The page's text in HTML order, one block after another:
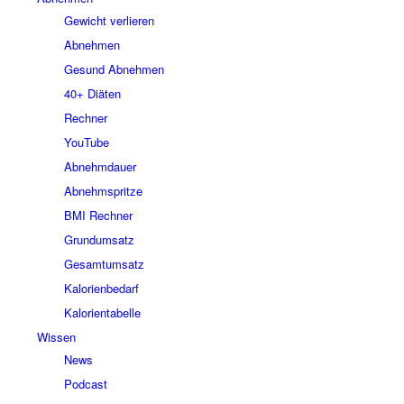
Gewicht verlieren
Abnehmen
Gesund Abnehmen
40+ Diäten
Rechner
YouTube
Abnehmdauer
Abnehmspritze
BMI Rechner
Grundumsatz
Gesamtumsatz
Kalorienbedarf
Kalorientabelle
Wissen
News
Podcast